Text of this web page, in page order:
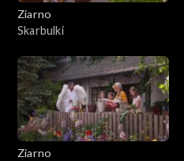
Ziarno
Skarbulki
Ziarno